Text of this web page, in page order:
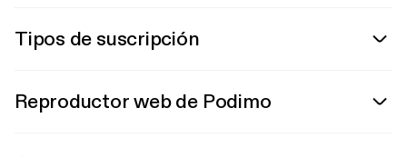
Tipos de suscripción
Reproductor web de Podimo